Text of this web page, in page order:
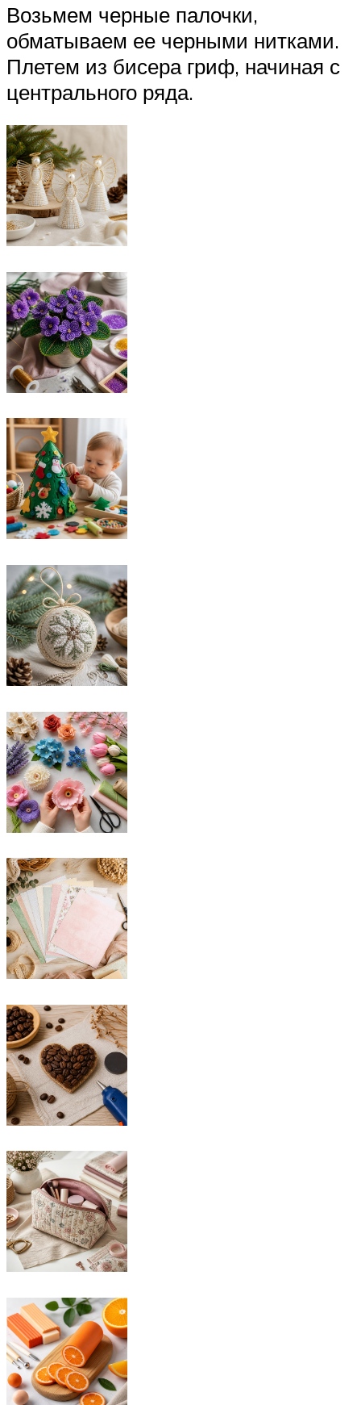
Возьмем черные палочки,
обматываем ее черными нитками.
Плетем из бисера гриф, начиная с
центрального ряда.